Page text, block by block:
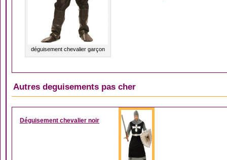
déguisement chevalier garçon
Autres deguisements pas cher
DÉGUISEMENT
Déguisement chevalier noir